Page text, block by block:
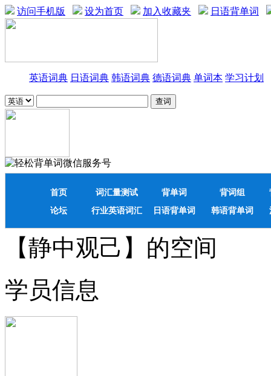
访问手机版 设为首页 加入收藏夹 日语背单词
英语词典 日语词典 韩语词典 德语词典 单词本 学习计划
首页 词汇量测试 背单词 背词组
论坛
行业英语词汇 日语背单词 韩语背单词
【静中观己】的空间
学员信息